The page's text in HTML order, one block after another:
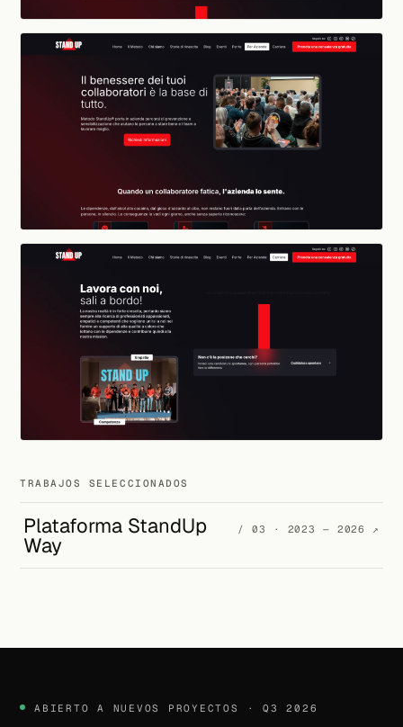
TRABAJOS SELECCIONADOS
Plataforma StandUp
Way
/ 03 · 2023 — 2026 ↗
ABIERTO A NUEVOS PROYECTOS · Q3 2026